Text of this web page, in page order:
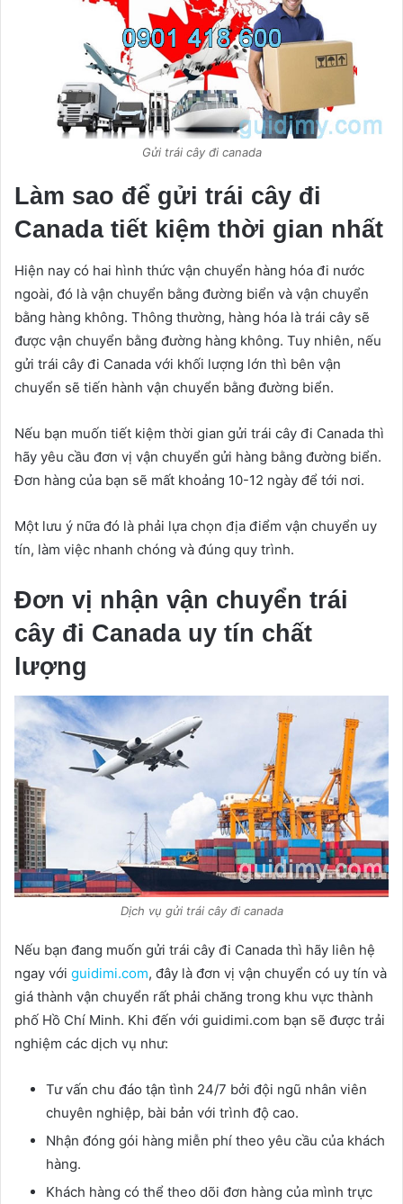
Gửi trái cây đi canada
Làm sao để gửi trái cây đi
Canada tiết kiệm thời gian nhất
Hiện nay có hai hình thức vận chuyển hàng hóa đi nước
ngoài, đó là vận chuyển bằng đường biển và vận chuyển
bằng hàng không. Thông thường, hàng hóa là trái cây sẽ
được vận chuyển bằng đường hàng không. Tuy nhiên, nếu
gửi trái cây đi Canada với khối lượng lớn thì bên vận
chuyển sẽ tiến hành vận chuyển bằng đường biển.
Nếu bạn muốn tiết kiệm thời gian gửi trái cây đi Canada thì
hãy yêu cầu đơn vị vận chuyển gửi hàng bằng đường biển.
Đơn hàng của bạn sẽ mất khoảng 10-12 ngày để tới nơi.
Một lưu ý nữa đó là phải lựa chọn địa điểm vận chuyển uy
tín, làm việc nhanh chóng và đúng quy trình.
Đơn vị nhận vận chuyển trái
cây đi Canada uy tín chất
lượng
Dịch vụ gửi trái cây đi canada
Nếu bạn đang muốn gửi trái cây đi Canada thì hãy liên hệ
ngay với guidimi.com, đây là đơn vị vận chuyển có uy tín và
giá thành vận chuyển rất phải chăng trong khu vực thành
phố Hồ Chí Minh. Khi đến với guidimi.com bạn sẽ được trải
nghiệm các dịch vụ như:
Tư vấn chu đáo tận tình 24/7 bởi đội ngũ nhân viên
chuyên nghiệp, bài bản với trình độ cao.
Nhận đóng gói hàng miễn phí theo yêu cầu của khách
hàng.
Khách hàng có thể theo dõi đơn hàng của mình trực